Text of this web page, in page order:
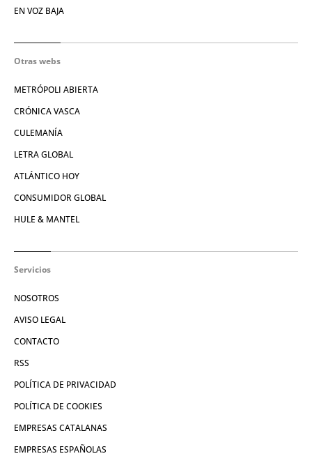
EN VOZ BAJA
Otras webs
METRÓPOLI ABIERTA
CRÓNICA VASCA
CULEMANÍA
LETRA GLOBAL
ATLÁNTICO HOY
CONSUMIDOR GLOBAL
HULE & MANTEL
Servicios
NOSOTROS
AVISO LEGAL
CONTACTO
RSS
POLÍTICA DE PRIVACIDAD
POLÍTICA DE COOKIES
EMPRESAS CATALANAS
EMPRESAS ESPAÑOLAS